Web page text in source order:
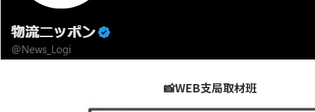
📸WEB支局取材班